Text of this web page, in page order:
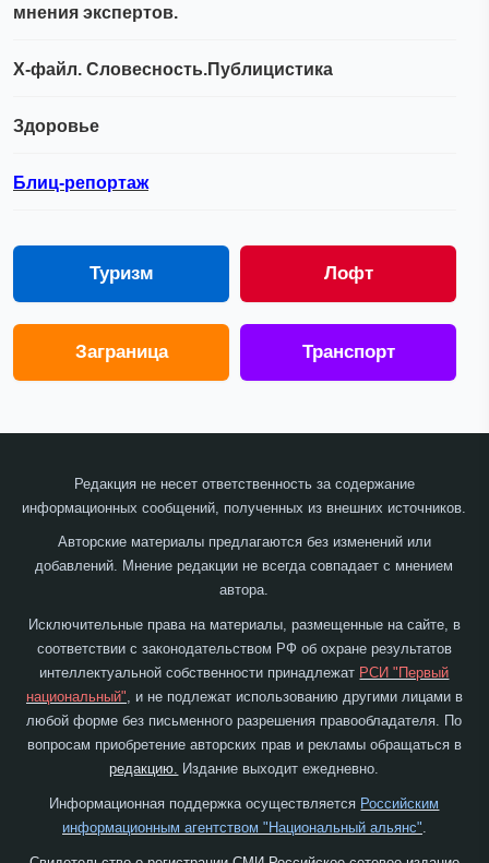
мнения экспертов.
Х-файл. Словесность.Публицистика
Здоровье
Блиц-репортаж
Туризм Лофт
Заграница Транспорт
Редакция не несет ответственность за содержание
информационных сообщений, полученных из внешних источников.
Авторские материалы предлагаются без изменений или
добавлений. Мнение редакции не всегда совпадает с мнением
автора.
Исключительные права на материалы, размещенные на сайте, в
соответствии с законодательством РФ об охране результатов
интеллектуальной собственности принадлежат РСИ "Первый
национальный", и не подлежат использованию другими лицами в
любой форме без письменного разрешения правообладателя. По
вопросам приобретение авторских прав и рекламы обращаться в
редакцию. Издание выходит ежедневно.
Информационная поддержка осуществляется Российским
информационным агентством "Национальный альянс"